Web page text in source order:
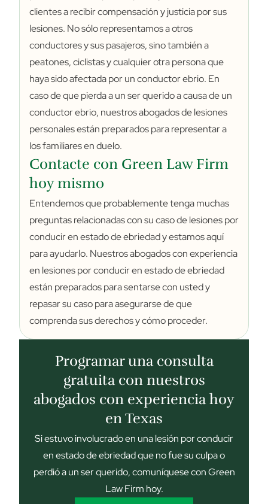
clientes a recibir compensación y justicia por sus
lesiones. No sólo representamos a otros
conductores y sus pasajeros, sino también a
peatones, ciclistas y cualquier otra persona que
haya sido afectada por un conductor ebrio. En
caso de que pierda a un ser querido a causa de un
conductor ebrio, nuestros abogados de lesiones
personales están preparados para representar a
los familiares en duelo.
Contacte con Green Law Firm
hoy mismo
Entendemos que probablemente tenga muchas
preguntas relacionadas con su caso de lesiones por
conducir en estado de ebriedad y estamos aquí
para ayudarlo. Nuestros abogados con experiencia
en lesiones por conducir en estado de ebriedad
están preparados para sentarse con usted y
repasar su caso para asegurarse de que
comprenda sus derechos y cómo proceder.
Programar una consulta
gratuita con nuestros
abogados con experiencia hoy
en Texas
Si estuvo involucrado en una lesión por conducir
en estado de ebriedad que no fue su culpa o
perdió a un ser querido, comuníquese con Green
Law Firm hoy.